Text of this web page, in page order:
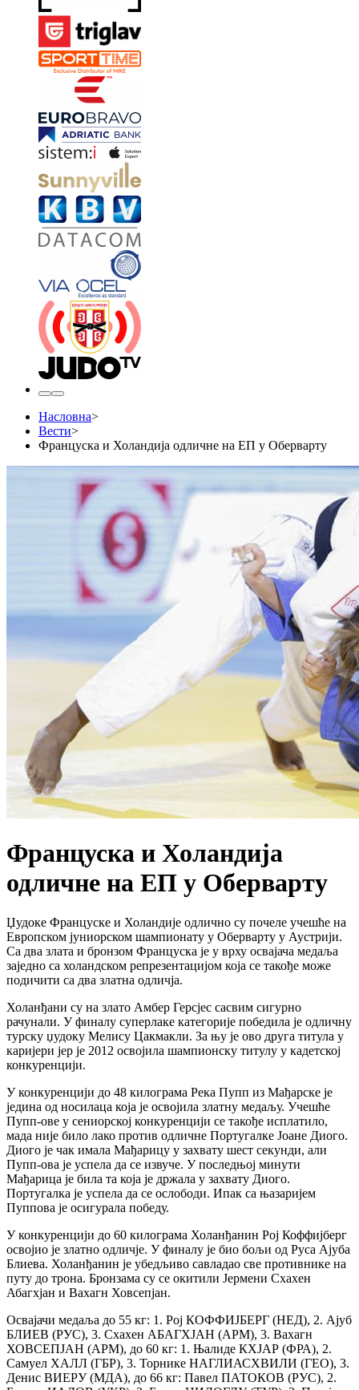
Насловна>
Вести>
​Француска и Холандија одличне на ЕП у Оберварту
​Француска и Холандија
одличне на ЕП у Оберварту
Џудоке Француске и Холандије одлично су почеле учешће на
Европском јуниорском шампионату у Оберварту у Аустрији.
Са два злата и бронзом Француска је у врху освајача медаља
заједно са холандском репрезентацијом која се такође може
подичити са два златна одличја.
Холанђани су на злато Амбер Герсјес сасвим сигурно
рачунали. У финалу суперлаке категорије победила је одличну
турску џудоку Мелису Цакмакли. За њу је ово друга титула у
каријери јер је 2012 освојила шампионску титулу у кадетској
конкуренцији.
У конкуренцији до 48 килограма Река Пупп из Мађарске је
једина од носилаца која је освојила златну медаљу. Учешће
Пупп-ове у сениорској конкуренцији се такође исплатило,
мада није било лако против одличне Португалке Јоане Диого.
Диого је чак имала Мађарицу у захвату шест секунди, али
Пупп-ова је успела да се извуче. У последњој минути
Мађарица је била та која је држала у захвату Диого.
Португалка је успела да се ослободи. Ипак са њазаријем
Пуппова је осигурала победу.
У конкуренцији до 60 килограма Холанђанин Рој Коффијберг
освојио је златно одличје. У финалу је био бољи од Руса Ајуба
Блиева. Холанђанин је убедљиво савладао све противнике на
путу до трона. Бронзама су се окитили Јермени Схахен
Абагхјан и Вахагн Ховсепјан.
Освајачи медаља до 55 кг: 1. Рој КОФФИЈБЕРГ (НЕД), 2. Ајуб
БЛИЕВ (РУС), 3. Схахен АБАГХЈАН (АРМ), 3. Вахагн
ХОВСЕПЈАН (АРМ), до 60 кг: 1. Њалиде КХЈАР (ФРА), 2.
Самуел ХАЛЛ (ГБР), 3. Торнике НАГЛИАСХВИЛИ (ГЕО), 3.
Денис ВИЕРУ (МДА), до 66 кг: Павел ПАТОКОВ (РУС), 2.